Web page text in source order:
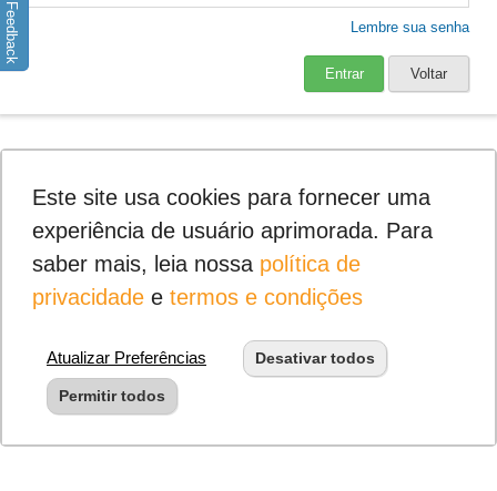
Lembre sua senha
Entrar Voltar
Feedback
Este site usa cookies para fornecer uma
experiência de usuário aprimorada. Para
saber mais, leia nossa política de
privacidadee termos e condições
Atualizar Preferências Desativar todos
Permitir todos